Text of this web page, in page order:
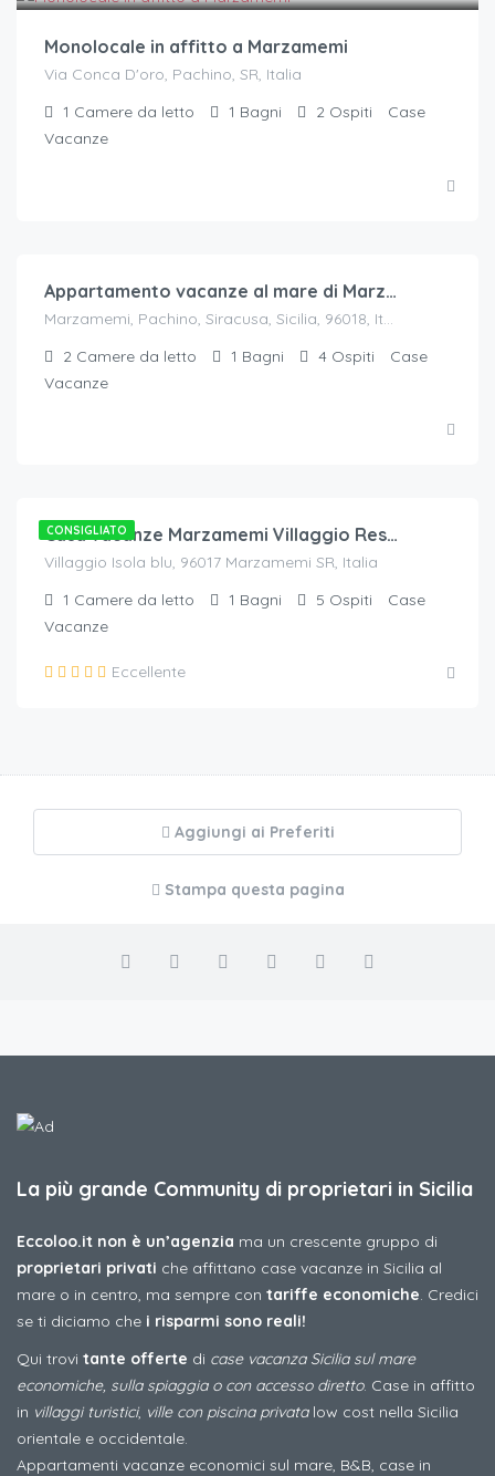
Monolocale in affitto a Marzamemi
Via Conca D'oro, Pachino, SR, Italia
1 Camere da letto 1 Bagni 2 Ospiti
Case
Vacanze
Appartamento vacanze al mare di Marzamemi
2 Camere da letto 1 Bagni 4 Ospiti
Case
Vacanze
CONSIGLIATO Casa vacanze Marzamemi Villaggio Residence Isola Blu
Villaggio Isola blu, 96017 Marzamemi SR, Italia
1 Camere da letto 1 Bagni 5 Ospiti
Case
Vacanze
Eccellente
Aggiungi ai Preferiti
Stampa questa pagina
La più grande Community di proprietari in Sicilia
Eccoloo.it non è un’agenzia ma un crescente gruppo di
proprietari privati che affittano case vacanze in Sicilia al
mare o in centro, ma sempre con tariffe economiche. Credici
se ti diciamo che i risparmi sono reali!
Qui trovi tante offerte di case vacanza Sicilia sul mare
economiche, sulla spiaggia o con accesso diretto. Case in affitto
in villaggi turistici, ville con piscina privatalow cost nella Sicilia
orientale e occidentale.
Appartamenti vacanze economici sul mare, B&B, case in